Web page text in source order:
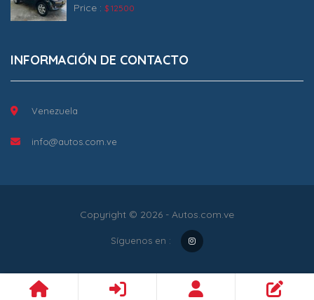
Price : $ 12500
INFORMACIÓN DE CONTACTO
Venezuela
info@autos.com.ve
Copyright © 2026 - Autos.com.ve
Síguenos en :